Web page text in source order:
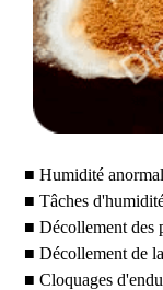
■ Humidité
■ Tâches
■ Décollement des
■ Décollement de
■ Cloquages